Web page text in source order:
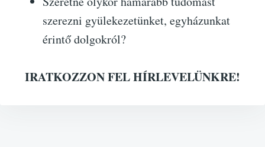
szerezni gyülekezetünket, egyházunkat
érintő dolgokról?
IRATKOZZON FEL HÍRLEVELÜNKRE!